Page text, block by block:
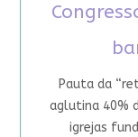
Pauta da
aglutina 40%
igrejas